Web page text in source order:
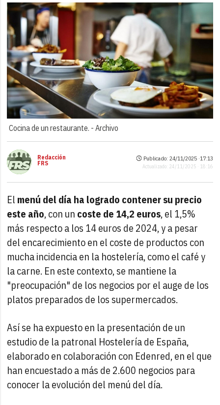
Cocina de un restaurante. -Archivo
Redacción
FRS
Publicado: 24/11/2025 ·17:13
Actualizado: 24/11/2025 · 18:16
El menú del día ha logrado contener su precio
este año, con un coste de 14,2 euros, el 1,5%
más respecto a los 14 euros de 2024, y a pesar
del encarecimiento en el coste de productos con
mucha incidencia en la hostelería, como el café y
la carne. En este contexto, se mantiene la
"preocupación" de los negocios por el auge de los
platos preparados de los supermercados.
Así se ha expuesto en la presentación de un
estudio de la patronal Hostelería de España,
elaborado en colaboración con Edenred, en el que
han encuestado a más de 2.600 negocios para
conocer la evolución del menú del día.